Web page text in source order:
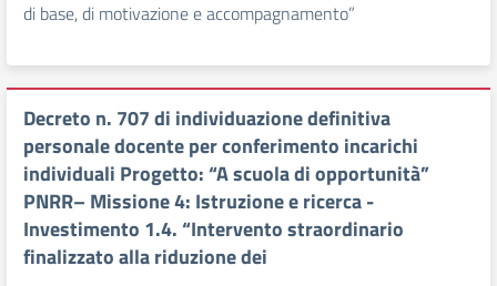
di base, di motivazione e accompagnamento”
Decreto n. 707 di individuazione definitiva
personale docente per conferimento incarichi
individuali Progetto: “A scuola di opportunità”
PNRR– Missione 4: Istruzione e ricerca -
Investimento 1.4. “Intervento straordinario
finalizzato alla riduzione dei